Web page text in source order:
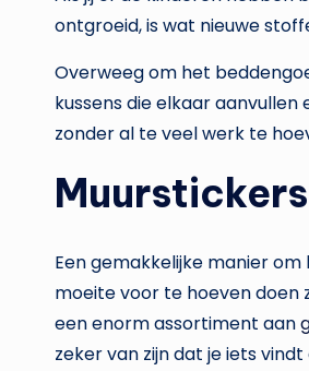
ontgroeid, is wat nieuwe
Overweeg om het
kussens die elkaar
zonder al te veel werk te
Een gemakkelijke manier
moeite voor te hoeven doen
een enorm assortiment aan
zeker van zijn dat je iets